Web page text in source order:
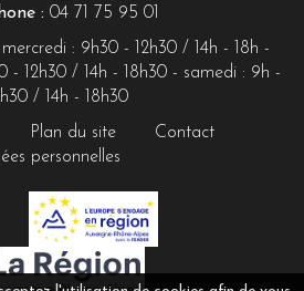
: 04 71 75 95 01
: 9h30 - 12h30 / 14h - 18h -
- 12h30 / 14h - 18h30 - samedi : 9h -
/ 14h - 18h30
Plan du site
Contact
personnelles